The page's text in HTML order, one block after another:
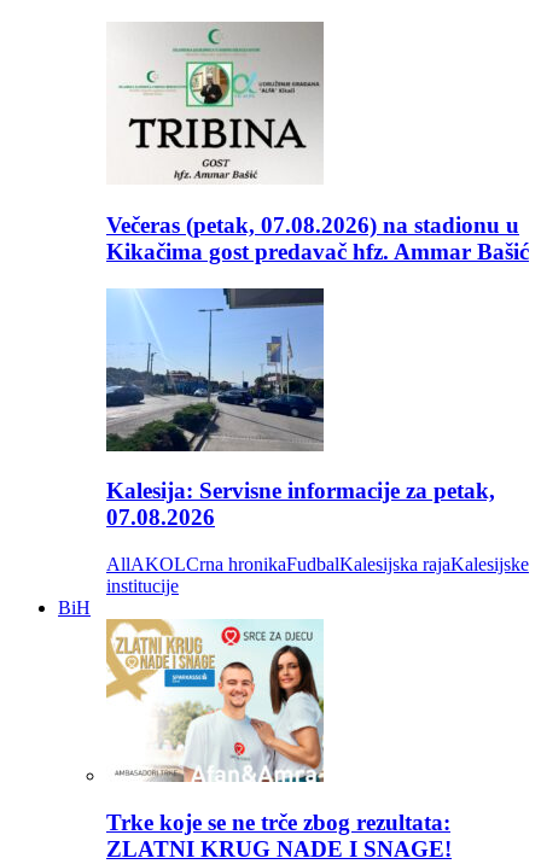
Večeras (petak, 07.08.2026) na stadionu u
Kikačima gost predavač hfz. Ammar Bašić
Kalesija: Servisne informacije za petak,
07.08.2026
AllAKOLCrna hronikaFudbalKalesijska rajaKalesijske
institucije
BiH
Trke koje se ne trče zbog rezultata:
ZLATNI KRUG NADE I SNAGE!